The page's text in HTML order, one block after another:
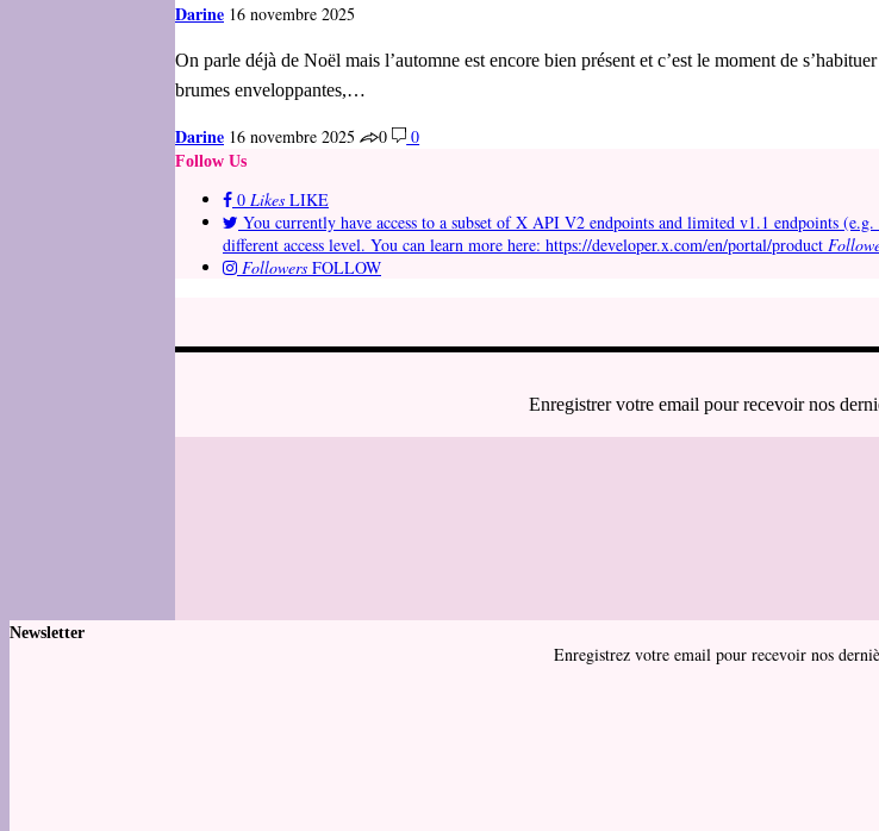
Darine 16 novembre 2025
On parle déjà de Noël mais l’automne est encore bien présent et c’est le moment de
brumes enveloppantes,…
Darine 16 novembre 2025 0 0
Follow Us
0 Likes LIKE
You currently have access to a subset of X API V2 endpoints and limited v1.1 endpoints
different access level. You can learn more here: https://developer.x.com/en/portal/product
Followers FOLLOW
Enregistrer votre email pour recevoir nos
Newsletter
Enregistrez votre email pour recevoir nos